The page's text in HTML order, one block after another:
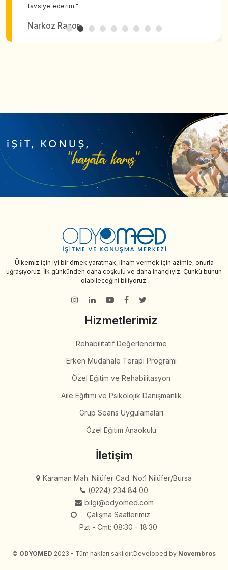
tavsiye ederim."
Narkoz Razor
Ülkemiz için iyi bir örnek yaratmak, ilham vermek için azimle, onurla
uğraşıyoruz. İlk günkünden daha coşkulu ve daha inançlıyız. Çünkü bunun
olabileceğini biliyoruz.
Hizmetlerimiz
Rehabilitatif Değerlendirme
Erken Müdahale Terapi Programı
Özel Eğitim ve Rehabilitasyon
Aile Eğitimi ve Psikolojik Danışmanlık
Grup Seans Uygulamaları
Özel Eğitim Anaokulu
İletişim
Karaman Mah. Nilüfer Cad. No:1 Nilüfer/Bursa
(0224) 234 84 00
bilgi@odyomed.com
Çalışma Saatlerimiz
Pzt - Cmt: 08:30 - 18:30
© ODYOMED 2023 - Tüm hakları saklıdır.Developed by Novembros